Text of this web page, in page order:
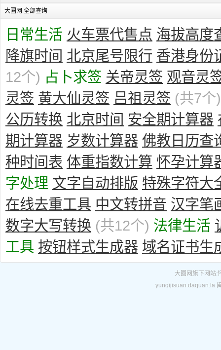
大圈网 全部查询
日常生活 火车票代售点 海拔高度
降旗时间 北京尾号限行 香港身份
12个) 占卜求签 关帝灵签 观音灵
灵签 黄大仙灵签 吕祖灵签 (共7个)
公历转换 北京时间 安全期计算器
期计算器 岁数计算器 佛教日历查
种时间表 体重指数计算 怀孕计算
字处理 文字自动排版 特殊字符大
在线去重工具 中文转拼音 汉字笔
数字大写转换 (共12个) 法律生活
工具 按钮样式生成器 域名证书生
大圈网旗下网站:
yunqijisuan.daquan.la